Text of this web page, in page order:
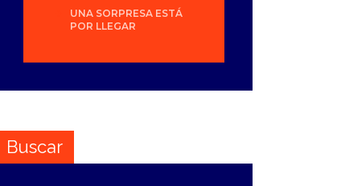
UNA SORPRESA ESTÁ
POR LLEGAR
Buscar